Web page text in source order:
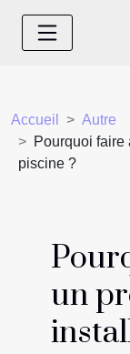
Accueil
Autre
Pourquoi faire
piscine ?
un